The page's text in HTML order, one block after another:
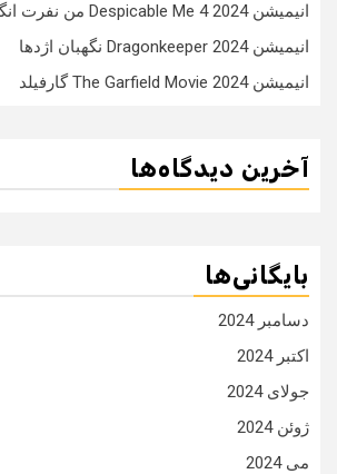
انیمیشن Despicable Me 4 2024 من نفرت انگیز 4
انیمیشن Dragonkeeper 2024 نگهبان اژدها
انیمیشن The Garfield Movie 2024 گارفیلد
آخرین دیدگاه‌ها
بایگانی‌ها
دسامبر 2024
اکتبر 2024
جولای 2024
ژوئن 2024
می 2024